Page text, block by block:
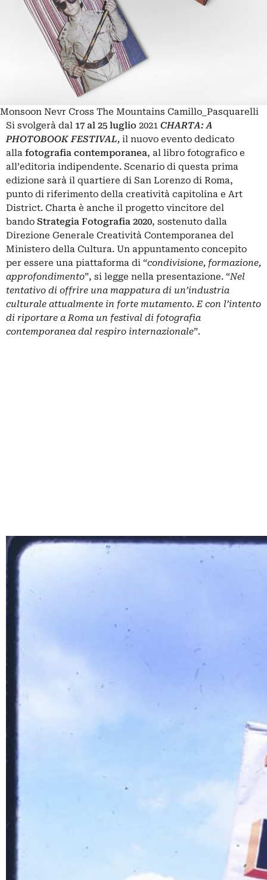
Monsoon Nevr Cross The Mountains Camillo_Pasquarelli
Si svolgerà dal 17 al 25 luglio 2021 CHARTA: A
PHOTOBOOK FESTIVAL, il nuovo evento dedicato
alla fotografia contemporanea, al libro fotografico e
all’editoria indipendente. Scenario di questa prima
edizione sarà il quartiere di San Lorenzo di Roma,
punto di riferimento della creatività capitolina e Art
District. Charta è anche il progetto vincitore del
bando Strategia Fotografia 2020, sostenuto dalla
Direzione Generale Creatività Contemporanea del
Ministero della Cultura. Un appuntamento concepito
per essere una piattaforma di “condivisione, formazione,
approfondimento”, si legge nella presentazione. “Nel
tentativo di offrire una mappatura di un’industria
culturale attualmente in forte mutamento. E con l’intento
di riportare a Roma un festival di fotografia
contemporanea dal respiro internazionale”.